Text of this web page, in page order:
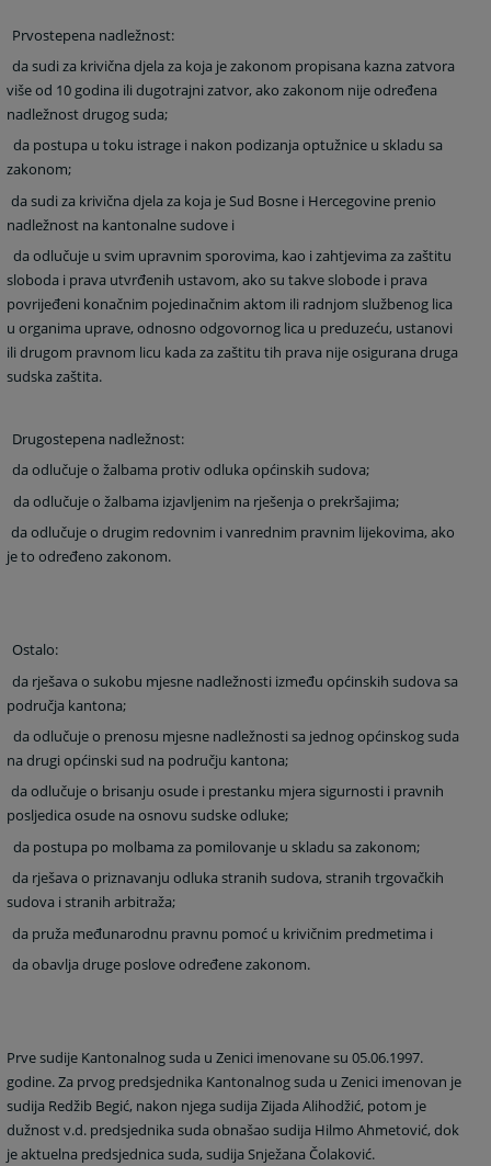
Prvostepena nadležnost:
da sudi za krivična djela za koja je zakonom propisana kazna zatvora
više od 10 godina ili dugotrajni zatvor, ako zakonom nije određena
nadležnost drugog suda;
da postupa u toku istrage i nakon podizanja optužnice u skladu sa
zakonom;
da sudi za krivična djela za koja je Sud Bosne i Hercegovine prenio
nadležnost na kantonalne sudove i
da odlučuje u svim upravnim sporovima, kao i zahtjevima za zaštitu
sloboda i prava utvrđenih ustavom, ako su takve slobode i prava
povrijeđeni konačnim pojedinačnim aktom ili radnjom službenog lica
u organima uprave, odnosno odgovornog lica u preduzeću, ustanovi
ili drugom pravnom licu kada za zaštitu tih prava nije osigurana druga
sudska zaštita.
Drugostepena nadležnost:
da odlučuje o žalbama protiv odluka općinskih sudova;
da odlučuje o žalbama izjavljenim na rješenja o prekršajima;
da odlučuje o drugim redovnim i vanrednim pravnim lijekovima, ako
je to određeno zakonom.
Ostalo:
da rješava o sukobu mjesne nadležnosti između općinskih sudova sa
područja kantona;
da odlučuje o prenosu mjesne nadležnosti sa jednog općinskog suda
na drugi općinski sud na području kantona;
da odlučuje o brisanju osude i prestanku mjera sigurnosti i pravnih
posljedica osude na osnovu sudske odluke;
da postupa po molbama za pomilovanje u skladu sa zakonom;
da rješava o priznavanju odluka stranih sudova, stranih trgovačkih
sudova i stranih arbitraža;
da pruža međunarodnu pravnu pomoć u krivičnim predmetima i
da obavlja druge poslove određene zakonom.
Prve sudije Kantonalnog suda u Zenici imenovane su 05.06.1997.
godine. Za prvog predsjednika Kantonalnog suda u Zenici imenovan je
sudija Redžib Begić, nakon njega sudija Zijada Alihodžić, potom je
dužnost v.d. predsjednika suda obnašao sudija Hilmo Ahmetović, dok
je aktuelna predsjednica suda, sudija Snježana Čolaković.